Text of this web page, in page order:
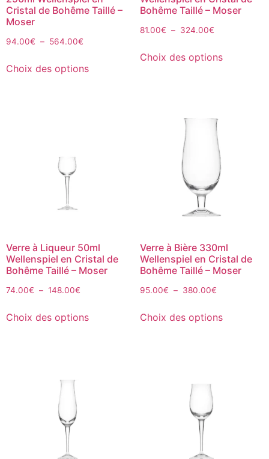
Cristal de Bohême Taillé –
Moser
94.00€ – 564.00€
Choix des options
Bohême Taillé – Moser
81.00€ – 324.00€
Choix des options
Verre à Liqueur 50ml
Wellenspiel en Cristal de
Bohême Taillé – Moser
74.00€ – 148.00€
Choix des options
Verre à Bière 330ml
Wellenspiel en Cristal de
Bohême Taillé – Moser
95.00€ – 380.00€
Choix des options